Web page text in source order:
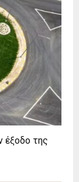
έξοδο της